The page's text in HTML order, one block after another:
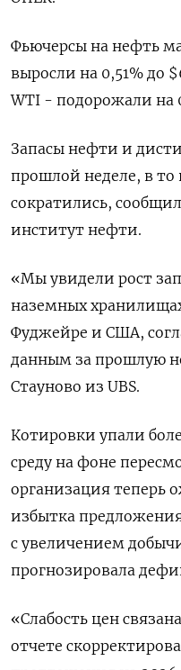
Фьючерсы на нефть
выросли на 0,51% до
WTI - подорожали на
Запасы нефти и
прошлой неделе, в то
сократились,
институт нефти.
«Мы увидели рост
наземных
Фуджейре и США,
данным за прошлую
Стауново из UBS.
Котировки упали
среду на фоне
организация теперь
избытка
с увеличением
прогнозировала
«Слабость цен
отчете